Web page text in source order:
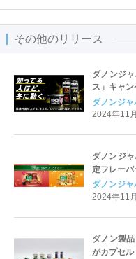
その他のリリース
ダノンジ
ス」キャ
ダノンジ
2024年11
ダノンジ
定フレー
ダノンジ
2024年11
ダノン製
がカプセ